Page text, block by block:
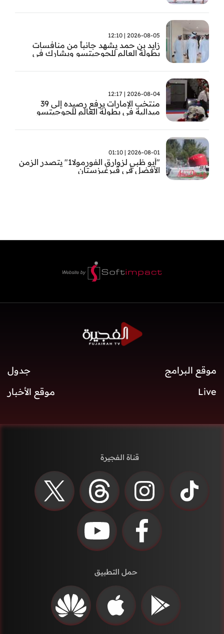
2026-08-05 | 12:10
زايد بن حمد يشهد جانباً من منافسات
بطولة العالم للجوجيتسو ويشارك في
2026-08-04 | 12:17
منتخب الإمارات يرفع رصيده إلى 39
ميدالية في بطولة العالم للجوجيتسو
2026-08-01 | 01:10
"أبو ظبي لزوارق الفورمولا1" يتصدر الزمن
الأفضل في قيرغيزستان
موقع البرامج
جدول
Live
موقع الأخبار
قناة الفجيرة
حمل التطبيق